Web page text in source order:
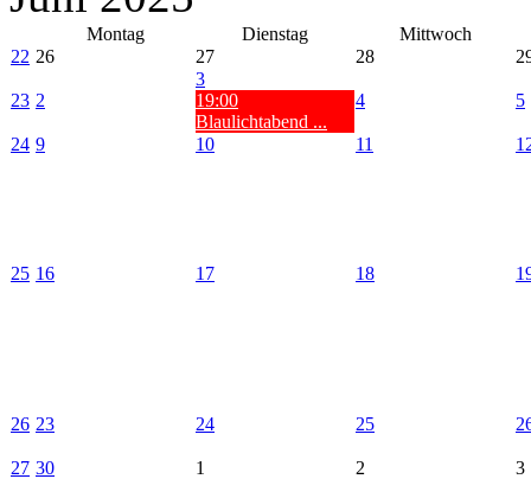
Montag Dienstag
Mittwoch
22 26 27 28
23 2
3
19:00
Blaulichtabend ...
4 5
24 9 10 11
25 16 17 18
26 23 24 25
27 30 1 2 3